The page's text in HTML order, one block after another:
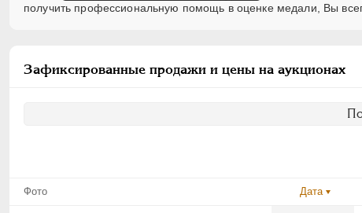
получить профессиональную помощь в оценке медали, Вы
Зафиксированные продажи и цены на аукционах
Фото Дата